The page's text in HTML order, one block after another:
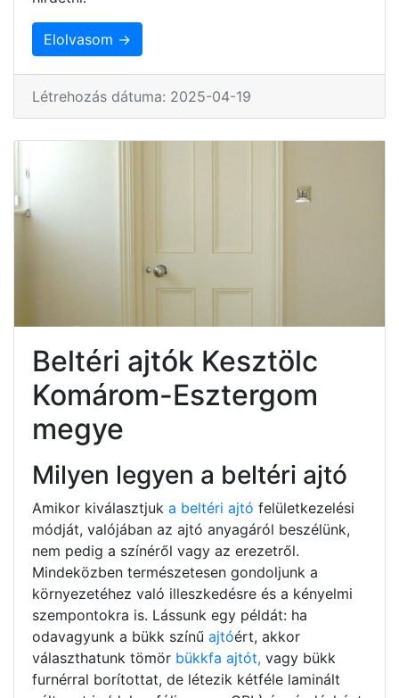
Elolvasom →
Létrehozás dátuma: 2025-04-19
Beltéri ajtók Kesztölc
Komárom-Esztergom
megye
Milyen legyen a beltéri ajtó
Amikor kiválasztjuk a beltéri ajtó felületkezelési
módját, valójában az ajtó anyagáról beszélünk,
nem pedig a színéről vagy az erezetről.
Mindeközben természetesen gondoljunk a
környezetéhez való illeszkedésre és a kényelmi
szempontokra is. Lássunk egy példát: ha
odavagyunk a bükk színű ajtóért, akkor
választhatunk tömör bükkfa ajtót, vagy bükk
furnérral borítottat, de létezik kétféle laminált